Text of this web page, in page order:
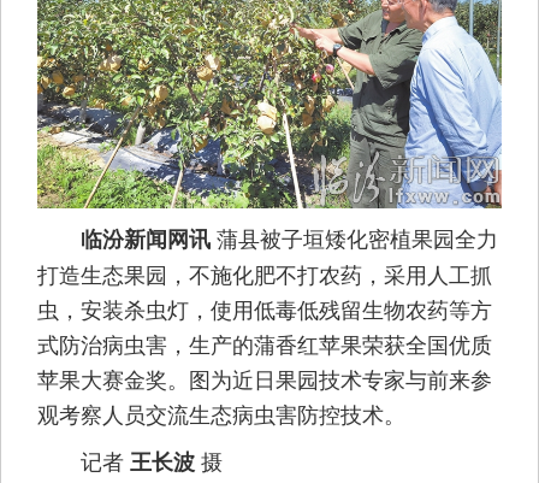
临汾新闻网讯蒲县被子垣矮化密植果园全力
打造生态果园，不施化肥不打农药，采用人工抓
虫，安装杀虫灯，使用低毒低残留生物农药等方
式防治病虫害，生产的蒲香红苹果荣获全国优质
苹果大赛金奖。图为近日果园技术专家与前来参
观考察人员交流生态病虫害防控技术。
记者王长波摄